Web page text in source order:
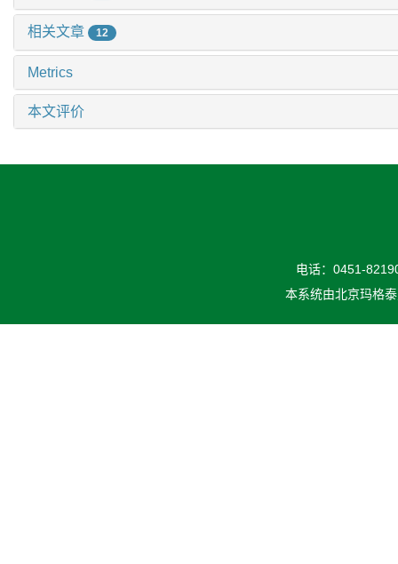
相关文章 12
Metrics
本文评价
电话：0451-
本系统由北京玛格